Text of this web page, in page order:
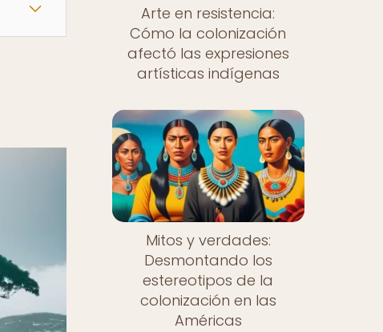
Arte en resistencia:
Cómo la colonización
afectó las expresiones
artísticas indígenas
Mitos y verdades:
Desmontando los
estereotipos de la
colonización en las
Américas